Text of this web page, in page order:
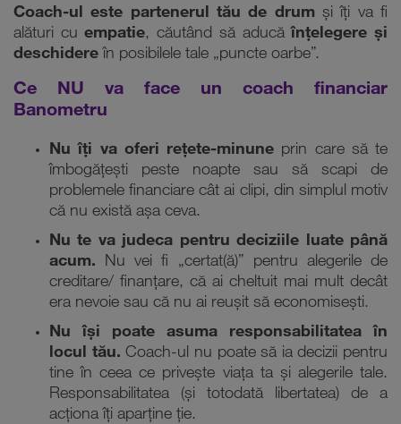
Coach-ul este partenerul tău de drumși îți va fi
alături cu empatie, căutând să aducăînțelegere și
deschidere în posibilele tale „puncte oarbe”.
Ce NU va face un coach financiar
Banometru
Nu îți va oferi rețete-minune prin care să te
îmbogățești peste noapte sau să scapi de
problemele financiare cât ai clipi, din simplul motiv
că nu există așa ceva.
Nu te va judeca pentru deciziile luate până
acum. Nu vei fi „certat(ă)” pentru alegerile de
creditare/ finanțare, că ai cheltuit mai mult decât
era nevoie sau că nu ai reușit să economisești.
Nu își poate asuma responsabilitatea în
locul tău.Coach-ul nu poate să ia decizii pentru
tine în ceea ce privește viața ta și alegerile tale.
Responsabilitatea (și totodată libertatea) de a
acționa îți aparține ție.